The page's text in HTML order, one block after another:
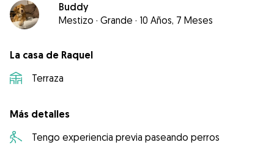
Buddy
Mestizo · Grande · 10 Años, 7 Meses
La casa de Raquel
Terraza
Más detalles
Tengo experiencia previa paseando perros